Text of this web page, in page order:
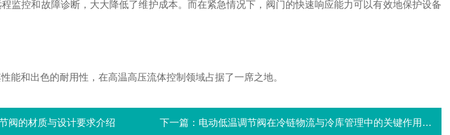
监控和故障诊断，大大降低了维护成本。而在紧急情况下，阀门的快速响应能力可以有效地保护设备
能和出色的耐用性，在高温高压流体控制领域占据了一席之地。
阀的材质与设计要求介绍 下一篇： 电动低温调节阀在冷链物流与冷库管理中的关键作用